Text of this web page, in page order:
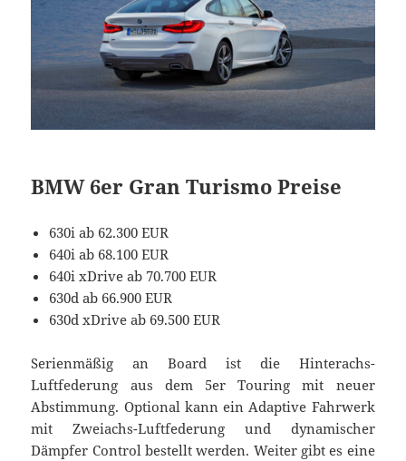
BMW 6er Gran Turismo Preise
630i ab 62.300 EUR
640i ab 68.100 EUR
640i xDrive ab 70.700 EUR
630d ab 66.900 EUR
630d xDrive ab 69.500 EUR
Serienmäßig an Board ist die Hinterachs-
Luftfederung aus dem 5er Touring mit neuer
Abstimmung. Optional kann ein Adaptive Fahrwerk
mit Zweiachs-Luftfederung und dynamischer
Dämpfer Control bestellt werden. Weiter gibt es eine